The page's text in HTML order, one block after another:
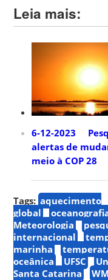
Leia mais:
6-12-2023
alertas de
meio à COP 28
Tags: aquecimento
global
Meteorologia
internacional
marinha
oceânica
UFSC
Santa Catarina